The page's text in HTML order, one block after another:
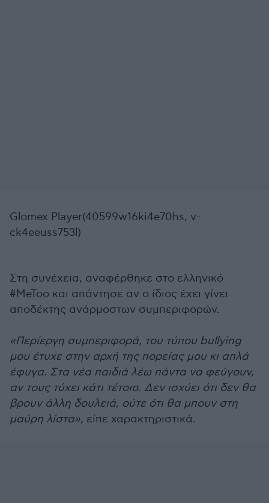
Glomex Player(40599w16ki4e70hs, v-
ck4eeuss753l)
Στη συνέχεια, αναφέρθηκε στο ελληνικό
#MeToo και απάντησε αν ο ίδιος έχει γίνει
αποδέκτης ανάρμοστων συμπεριφορών.
«Περίεργη συμπεριφορά, του τύπου bullying
μου έτυχε στην αρχή της πορείας μου κι απλά
έφυγα. Στα νέα παιδιά λέω πάντα να φεύγουν,
αν τους τύχει κάτι τέτοιο. Δεν ισχύει ότι δεν θα
βρουν άλλη δουλειά, ούτε ότι θα μπουν στη
μαύρη λίστα», είπε χαρακτηριστικά.